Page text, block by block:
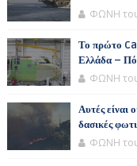
ΦΩΝΗ
Το πρώτο
Ελλάδα –
ΦΩΝΗ
Αυτές είναι
δασικές
ΦΩΝΗ